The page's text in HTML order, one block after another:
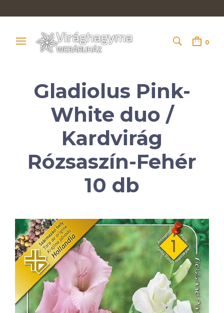
0
Gladiolus Pink-
White duo /
Kardvirág
Rózsaszín-Fehér
10 db